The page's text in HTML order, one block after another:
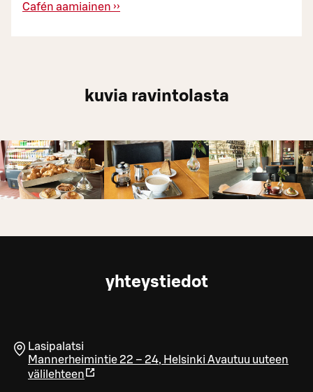
Cafén aamiainen ››
kuvia ravintolasta
yhteystiedot
Lasipalatsi
Mannerheimintie 22 – 24, Helsinki Avautuu uuteen
välilehteen